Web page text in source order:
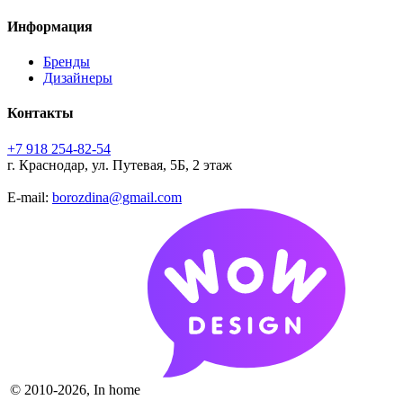
Информация
Бренды
Дизайнеры
Контакты
+7 918 254-82-54
г. Краснодар, ул. Путевая, 5Б, 2 этаж
E-mail: borozdina@gmail.com
© 2010-2026, In home